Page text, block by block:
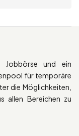
Jobbörse und ein
für temporäre
die Möglichkeiten,
allen Bereichen zu